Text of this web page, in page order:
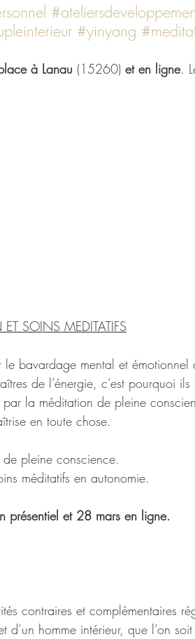
#yinyang
à Lanau (15260) et en ligne.
SOINS MEDITATIFS
bavardage mental et émotionnel
de l’énergie, c’est pourquoi
par la méditation de pleine
en toute chose.
de pleine conscience.
méditatifs en autonomie.
présentiel et 28 mars en ligne.
contraires et complémentaires
d’un homme intérieur, que l’on